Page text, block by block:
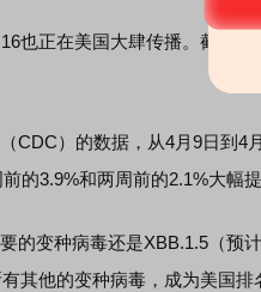
正在美国大肆传播。截至目
）的数据，从4月9日到4
的3.9%和两周前的2.1%大幅提
变种病毒还是XBB.1.5（预计
其他的变种病毒，成为美国